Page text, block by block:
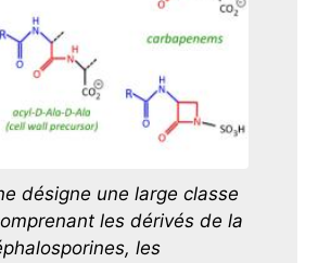
désigne une large classe
les dérivés de la
les